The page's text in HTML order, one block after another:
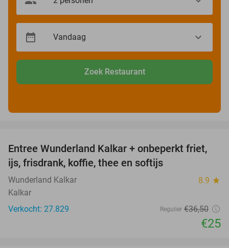
Zoek Restaurant
32%
Entree Wunderland Kalkar + onbeperkt friet,
ijs, frisdrank, koffie, thee en softijs
Wunderland Kalkar 8.9 star
Kalkar
Verkocht: 27.829
Regulier €36,50
€25